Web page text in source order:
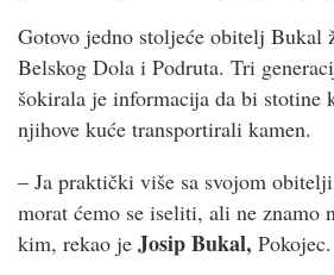
Gotovo jedno stoljeće obitelj
Belskog Dola i Podruta. Tri
šokirala je informacija da bi stotine
njihove kuće transportirali kamen.
– Ja praktički više sa svojom
morat ćemo se iseliti, ali ne znamo
kim, rekao je Josip Bukal, Pokojec.